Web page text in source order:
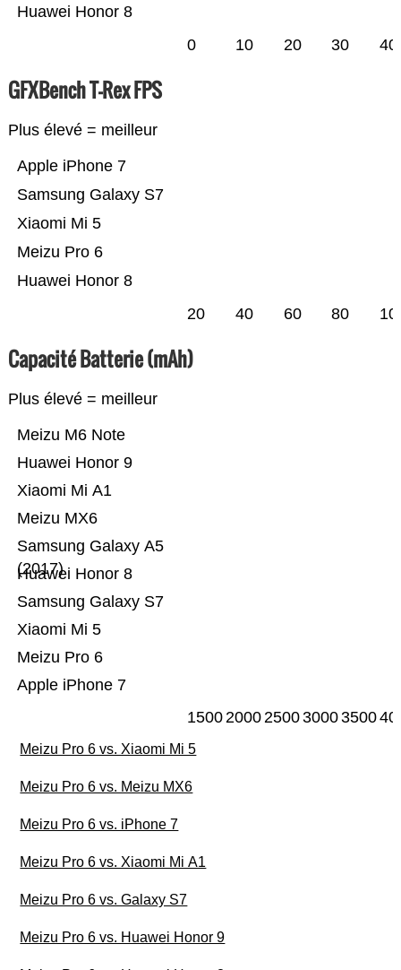
Huawei Honor 8
0 10 20 30 40
GFXBench T-Rex FPS
Plus élevé = meilleur
Huawei Honor 8
Meizu Pro 6
Xiaomi Mi 5
Samsung Galaxy S7
Apple iPhone 7
20 40 60 80
Capacité Batterie (mAh)
Plus élevé = meilleur
Apple iPhone 7
Meizu Pro 6
Xiaomi Mi 5
Samsung Galaxy S7
Huawei Honor 8
Samsung Galaxy A5
(2017)
Meizu MX6
Xiaomi Mi A1
Huawei Honor 9
Meizu M6 Note
15002000250030003500
Meizu Pro 6 vs. Xiaomi Mi 5
Meizu Pro 6 vs. Meizu MX6
Meizu Pro 6 vs. iPhone 7
Meizu Pro 6 vs. Xiaomi Mi A1
Meizu Pro 6 vs. Galaxy S7
Meizu Pro 6 vs. Huawei Honor 9